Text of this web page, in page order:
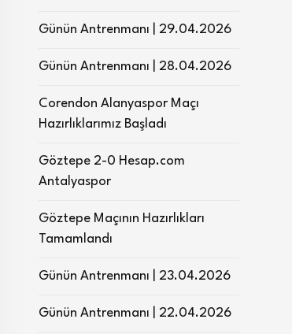
Günün Antrenmanı | 29.04.2026
Günün Antrenmanı | 28.04.2026
Corendon Alanyaspor Maçı
Hazırlıklarımız Başladı
Göztepe 2-0 Hesap.com
Antalyaspor
Göztepe Maçının Hazırlıkları
Tamamlandı
Günün Antrenmanı | 23.04.2026
Günün Antrenmanı | 22.04.2026